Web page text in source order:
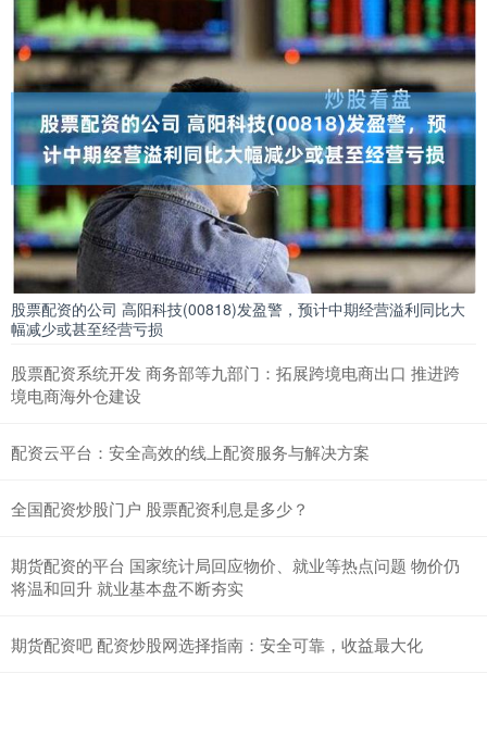
股票配资的公司 高阳科技(00818)发盈警，预计中期经营溢利同比大
幅减少或甚至经营亏损
股票配资系统开发 商务部等九部门：拓展跨境电商出口 推进跨
境电商海外仓建设
配资云平台：安全高效的线上配资服务与解决方案
全国配资炒股门户 股票配资利息是多少？
期货配资的平台 国家统计局回应物价、就业等热点问题 物价仍
将温和回升 就业基本盘不断夯实
期货配资吧 配资炒股网选择指南：安全可靠，收益最大化